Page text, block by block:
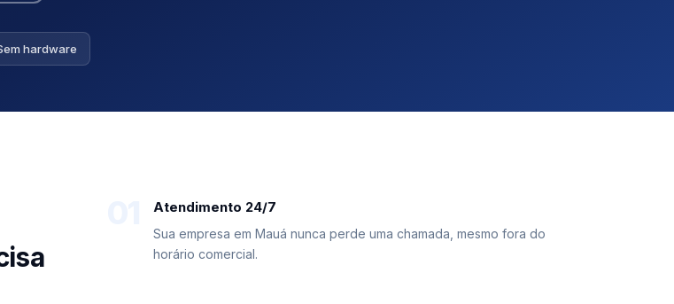
hardware
Atendimento 24/7
Sua empresa em Mauá nunca perde uma chamada, mesmo fora do
horário comercial.